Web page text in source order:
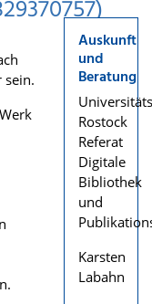
sein.
Auskunft
und
Beratung
Rostock
Referat
Digitale
Bibliothek
und
Karsten
Labahn